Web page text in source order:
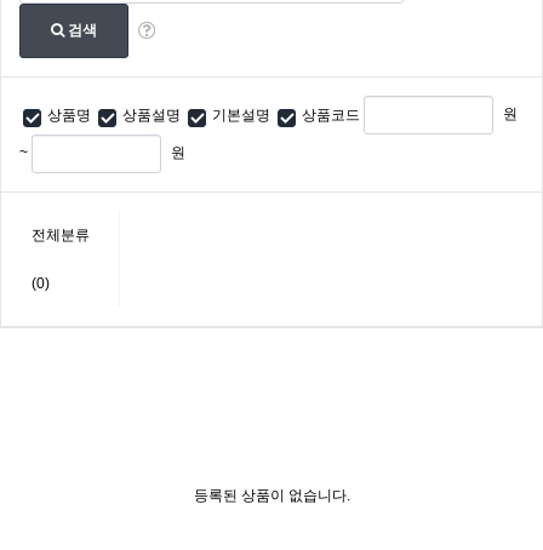
검색
상품명 상품설명 기본설명 상품코드 원
~ 원
전체분류
(0)
등록된 상품이 없습니다.